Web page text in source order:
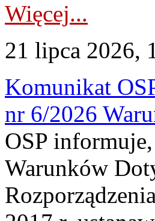
Więcej...
21 lipca 2026,
Komunikat
nr 6/2026
OSP
Warunków